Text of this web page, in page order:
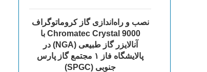
نصب و راه‌اندازی گاز کروماتوگراف
Chromatec Crystal 9000 با
آنالایزر گاز طبیعی (NGA) در
پالایشگاه فاز ۱ مجتمع گاز پارس
جنوبی (SPGC)